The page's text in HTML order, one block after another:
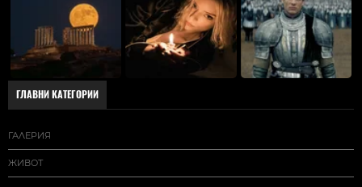
ГЛАВНИ КАТЕГОРИИ
ГАЛЕРИЯ
ЖИВОТ